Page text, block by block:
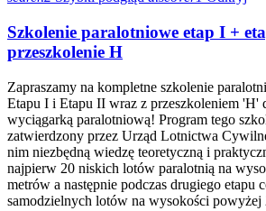
Szkolenie paralotniowe etap I +
przeszkolenie H
Zapraszamy na kompletne szkolenie
Etapu I i Etapu II wraz z przeszkoleniem 'H'
wyciągarką paralotniową! Program tego
zatwierdzony przez Urząd Lotnictwa
nim niezbędną wiedzę teoretyczną i
najpierw 20 niskich lotów paralotnią na
metrów a następnie podczas drugiego etapu
samodzielnych lotów na wysokości powyżej